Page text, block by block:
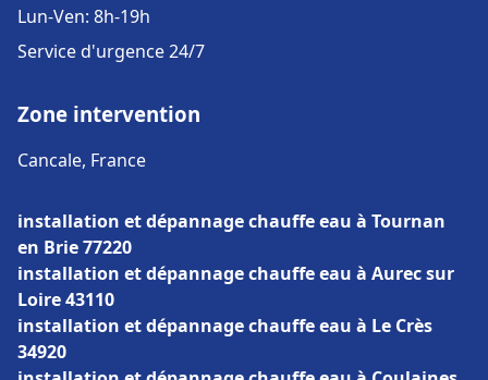
Lun-Ven: 8h-19h
Service d'urgence 24/7
Zone intervention
Cancale, France
installation et dépannage chauffe eau à Tournan
en Brie 77220
installation et dépannage chauffe eau à Aurec sur
Loire 43110
installation et dépannage chauffe eau à Le Crès
34920